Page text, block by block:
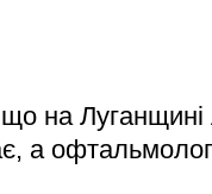
на
а